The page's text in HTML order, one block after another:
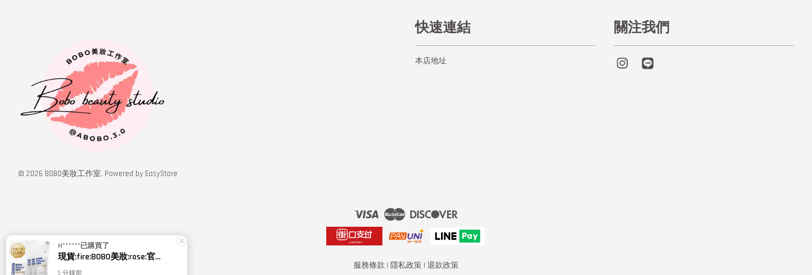
© 2026 BOBO美妝工作室. Powered by EasyStore
快速連結
本店地址
關注我們
Instagram
Visa Master
服務條款 | 隱私政策 | 退款政策
H******已購買了
現貨:fire:BOBO美妝:rose:官方授權經銷 日本NIPPI 日本製100%純膠原蛋白胜肽白金版 1盒3袋(附5g湯匙) 易吸收
5 分鐘前